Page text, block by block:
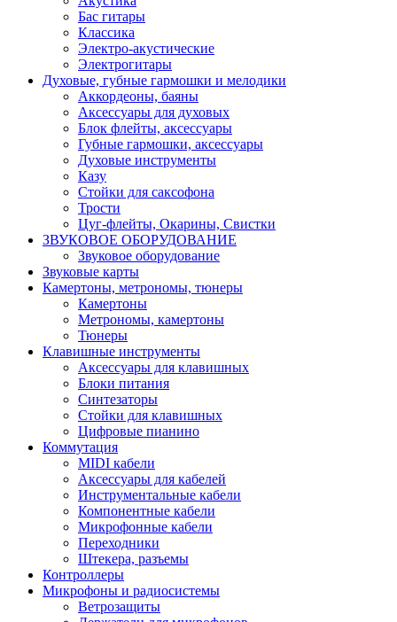
Бас гитары
Классика
Электро-акустические
Электрогитары
Духовые, губные гармошки и мелодики
Аккордеоны, баяны
Аксессуары для духовых
Блок флейты, аксессуары
Губные гармошки, аксессуары
Духовые инструменты
Казу
Стойки для саксофона
Трости
Цуг-флейты, Окарины, Свистки
ЗВУКОВОЕ ОБОРУДОВАНИЕ
Звуковое оборудование
Звуковые карты
Камертоны, метрономы, тюнеры
Камертоны
Метрономы, камертоны
Тюнеры
Клавишные инструменты
Аксессуары для клавишных
Блоки питания
Синтезаторы
Стойки для клавишных
Цифровые пианино
Коммутация
MIDI кабели
Аксессуары для кабелей
Инструментальные кабели
Компонентные кабели
Микрофонные кабели
Переходники
Штекера, разъемы
Контроллеры
Микрофоны и радиосистемы
Ветрозащиты